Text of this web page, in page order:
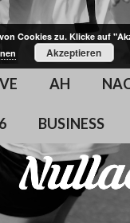
AH
BUSINESS
Cookies zu. Klicke auf
Akzeptieren